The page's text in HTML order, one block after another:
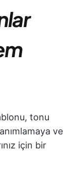
tonu
ve
için bir